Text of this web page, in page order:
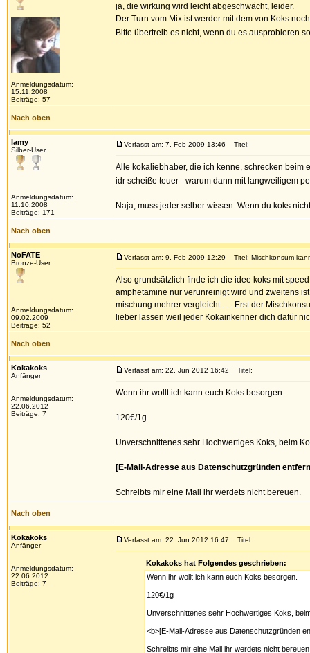
Anmeldungsdatum:
15.11.2008
Beiträge: 57
ja, die wirkung wird leicht abgeschwächt, leider.
Der Turn vom Mix ist werder mit dem von Koks
Bitte übertreib es nicht, wenn du es ausprobieren
Nach oben
lamy
Silber-User
Anmeldungsdatum:
11.10.2008
Beiträge: 171
Verfasst am: 7. Feb 2009 13:46 Titel:
Alle kokaliebhaber, die ich kenne, schrecken beim
idr scheiße teuer - warum dann mit langweiligem
Naja, muss jeder selber wissen. Wenn du koks
Nach oben
NoFATE
Bronze-User
Anmeldungsdatum:
09.02.2009
Beiträge: 52
Verfasst am: 9. Feb 2009 12:29 Titel: Mischkonsum
Also grundsätzlich finde ich die idee koks mit
amphetamine nur verunreinigt wird und zweitens
mischung mehrer vergleicht...... Erst der
lieber lassen weil jeder Kokainkenner dich dafür
Nach oben
Kokakoks
Anfänger
Anmeldungsdatum:
22.06.2012
Beiträge: 7
Verfasst am: 22. Jun 2012 16:42 Titel:
Wenn ihr wollt ich kann euch Koks besorgen.
120€/1g
Unverschnittenes sehr Hochwertiges Koks, beim
[E-Mail-Adresse aus Datenschutzgründen
Schreibts mir eine Mail ihr werdets nicht bereuen.
Nach oben
Kokakoks
Anfänger
Anmeldungsdatum:
22.06.2012
Beiträge: 7
Verfasst am: 22. Jun 2012 16:47 Titel:
Kokakoks hat Folgendes geschrieben:
Wenn ihr wollt ich kann euch Koks besorgen.
120€/1g
Unverschnittenes sehr Hochwertiges Koks,
<b>[E-Mail-Adresse aus Datenschutzgründen
Schreibts mir eine Mail ihr werdets nicht